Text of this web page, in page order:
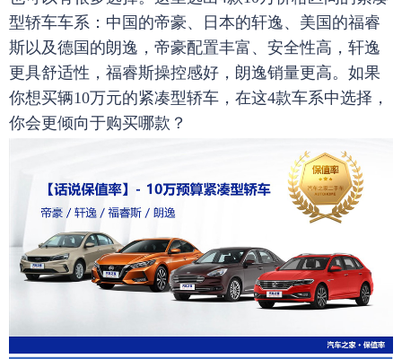
型轿车车系：中国的帝豪、日本的轩逸、美国的福睿
斯以及德国的朗逸，帝豪配置丰富、安全性高，轩逸
更具舒适性，福睿斯操控感好，朗逸销量更高。如果
你想买辆10万元的紧凑型轿车，在这4款车系中选择，
你会更倾向于购买哪款？